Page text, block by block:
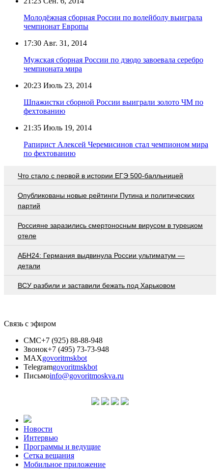
Молодёжная сборная России по волейболу выиграла
чемпионат Европы
17:30 Авг. 31, 2014
Мужская сборная России по дзюдо завоевала серебро
чемпионата мира
20:23 Июль 23, 2014
Шпажистки сборной России выиграли золото ЧМ по
фехтованию
21:35 Июль 19, 2014
Рапирист Алексей Черемисинов стал чемпионом мира
по фехтованию
Что стало с первой в истории ЕГЭ 500-балльницей
Опубликованы новые рейтинги Путина и политических
партий
Россияне заразились смертоносным вирусом в турецком
отеле
АБН24: Германия выдвинула России ультиматум —
детали
ВСУ разбили и заставили бежать под Харьковом
Связь с эфиром
СМС+7 (925) 88-88-948
Звонок+7 (495) 73-73-948
MAXgovoritmskbot
Telegramgovoritmskbot
Письмоinfo@govoritmoskva.ru
Новости
Интервью
Программы и ведущие
Сетка вещания
Мобильное приложение